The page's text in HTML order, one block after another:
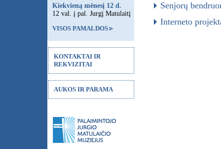
Senjorų
Interneto
Kiekvieną mėnesį 12 d.
12 val. į pal. Jurgį Matulaitį
VISOS PAMALDOS ▹
KONTAKTAI IR
REKVIZITAI
AUKOS IR PARAMA